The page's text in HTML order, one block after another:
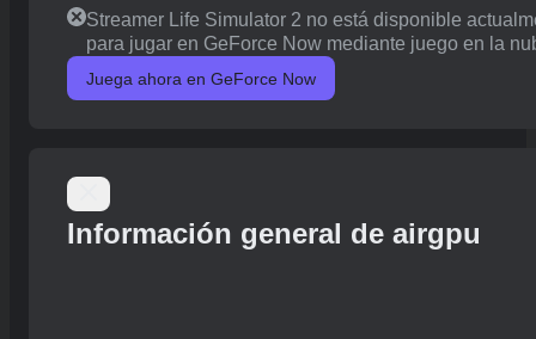
Streamer Life Simulator 2 no está disponible
para jugar en GeForce Now mediante juego en la
Juega ahora en GeForce Now
Información general de airgpu